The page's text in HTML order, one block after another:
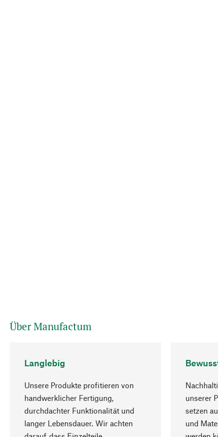
Über Manufactum
Langlebig
Unsere Produkte profitieren von
handwerklicher Fertigung,
durchdachter Funktionalität und
langer Lebensdauer. Wir achten
unserer
setzen
und